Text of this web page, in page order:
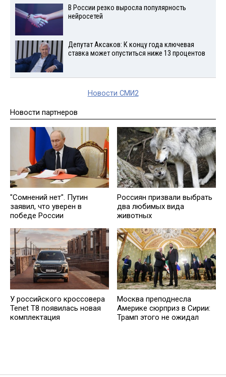
В России резко выросла популярность
нейросетей
Депутат Аксаков: К концу года ключевая
ставка может опуститься ниже 13 процентов
Новости СМИ2
Новости партнеров
"Сомнений нет". Путин
заявил, что уверен в
победе России
Россиян призвали выбрать
два любимых вида
животных
У российского кроссовера
Tenet T8 появилась новая
комплектация
Москва преподнесла
Америке сюрприз в Сирии:
Трамп этого не ожидал